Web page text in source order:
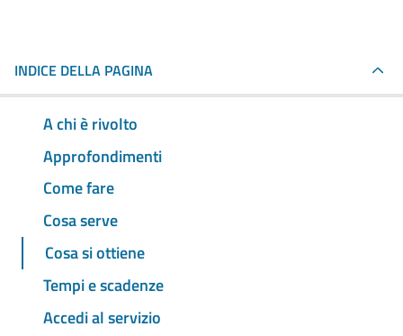
INDICE DELLA PAGINA
A chi è rivolto
Approfondimenti
Come fare
Cosa serve
Cosa si ottiene
Tempi e scadenze
Accedi al servizio